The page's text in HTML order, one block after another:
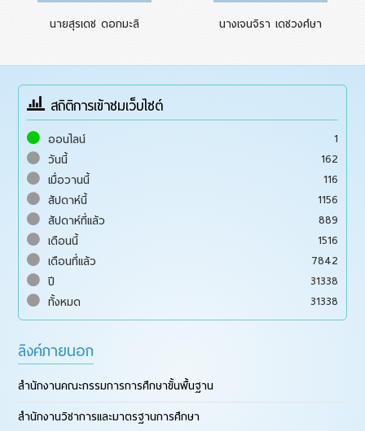
นายสุรเดช ดอกมะลิ นางเจนจิรา เดชวงศ์ษา
สถิติการเข้าชมเว็บไซต์
ออนไลน์
1
วันนี้
162
เมื่อวานนี้
116
สัปดาห์นี้
1156
สัปดาห์ที่แล้ว
889
เดือนนี้
1516
เดือนที่แล้ว
7842
ปี
31338
ทั้งหมด
31338
ลิงค์ภายนอก
สำนักงานคณะกรรมการการศึกษาขั้นพื้นฐาน
สำนักงานวิชาการและมาตรฐานการศึกษา